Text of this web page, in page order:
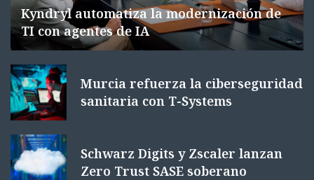
Kyndryl automatiza la modernización de
TI con agentes de IA
Murcia refuerza la ciberseguridad
sanitaria con T-Systems
Schwarz Digits y Zscaler lanzan
Zero Trust SASE soberano